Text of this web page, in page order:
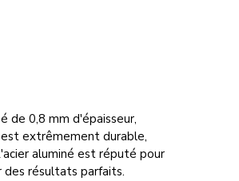
de 0,8 mm d'épaisseur,
extrêmement durable,
aluminé est réputé pour
résultats parfaits.